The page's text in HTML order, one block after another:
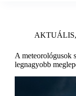
AKTUÁLIS,
A meteorológusok
legnagyobb